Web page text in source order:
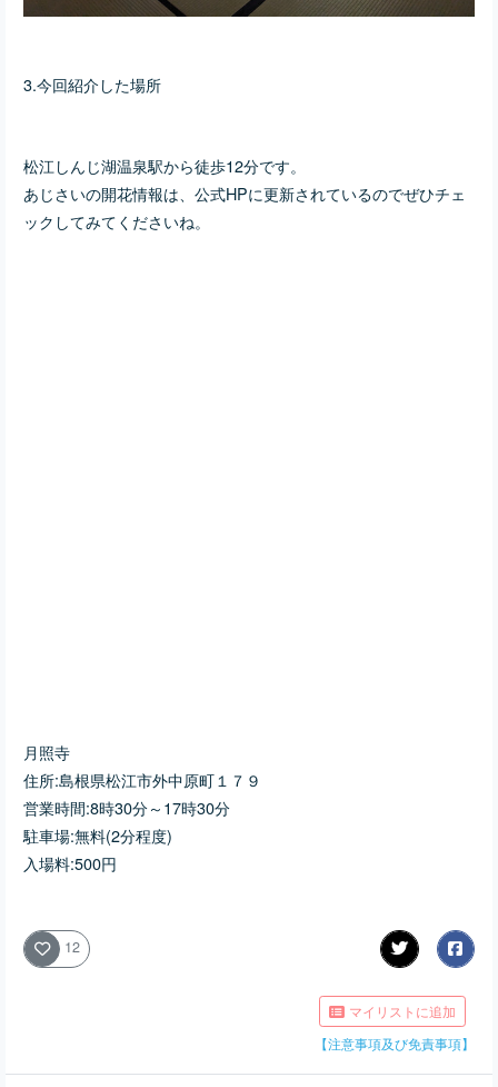
3.今回紹介した場所
松江しんじ湖温泉駅から徒歩12分です。
あじさいの開花情報は、公式HPに更新されているのでぜひチェ
ックしてみてくださいね。
月照寺
住所:島根県松江市外中原町１７９
営業時間:8時30分～17時30分
駐車場:無料(2分程度)
入場料:500円
12
マイリストに追加
【注意事項及び免責事項】